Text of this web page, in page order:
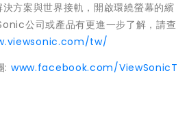
方案與世界接軌， 開啟環繞螢幕的繽
公司或產品有更進一步了解，請查
tw/
: www.facebook.com/ViewSonicT